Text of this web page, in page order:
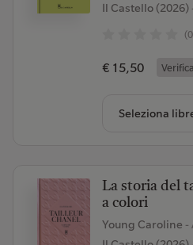
Il Castello (2026)
€ 15,50
Seleziona
La storia del
a colori
Young Caroline -